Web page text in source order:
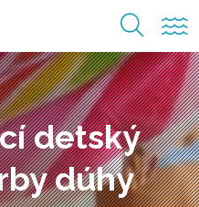
detský
dúhy